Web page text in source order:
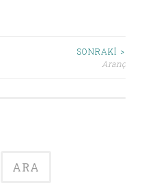
SONRAKI >
Aranç